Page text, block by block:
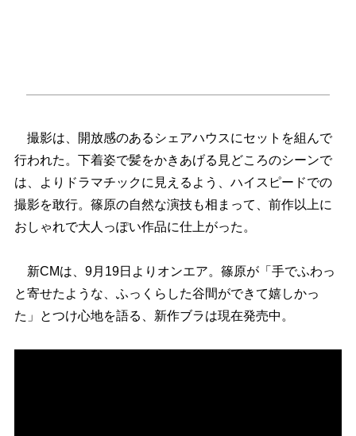
撮影は、開放感のあるシェアハウスにセットを組んで
行われた。下着姿で髪をかきあげる見どころのシーンで
は、よりドラマチックに見えるよう、ハイスピードでの
撮影を敢行。篠原の自然な演技も相まって、前作以上に
おしゃれで大人っぽい作品に仕上がった。
新CMは、9月19日よりオンエア。篠原が「手でふわっ
と寄せたような、ふっくらした谷間ができて嬉しかっ
た」とつけ心地を語る、新作ブラは現在発売中。